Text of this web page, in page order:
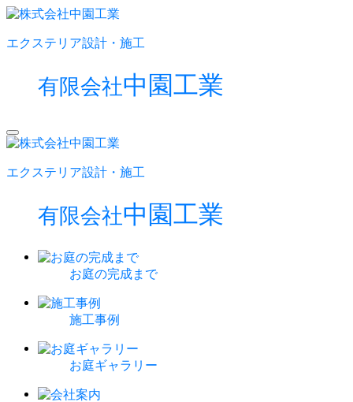
エクステリア設計・施工
有限会社中園工業
エクステリア設計・施工
有限会社中園工業
お庭の完成まで
施工事例
お庭ギャラリー